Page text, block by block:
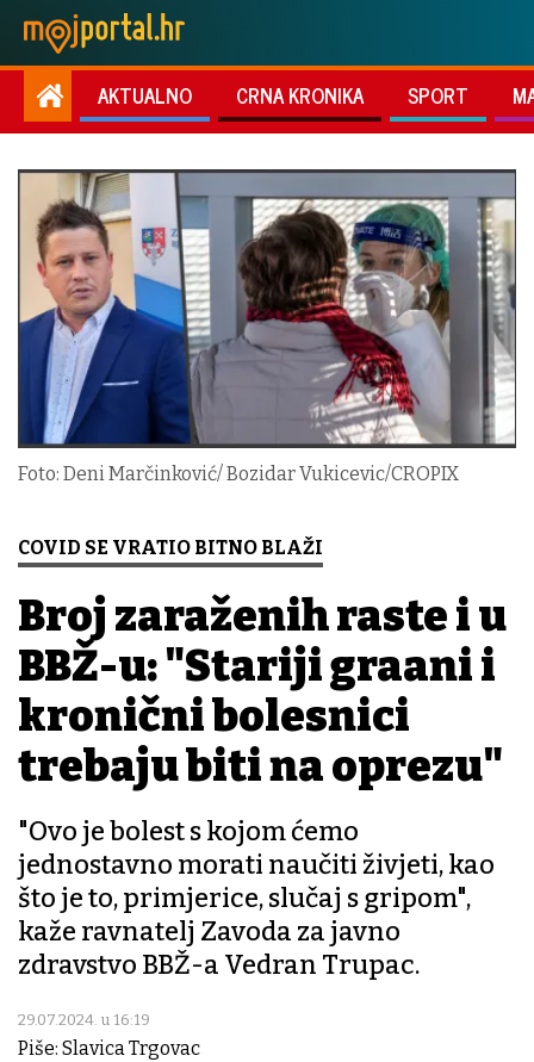
AKTUALNO CRNA KRONIKA SPORT
Foto: Deni Marčinković/ Bozidar Vukicevic/CROPIX
COVID SE VRATIO BITNO BLAŽI
Broj zaraženih raste i u
BBŽ-u: "Stariji građani i
kronični bolesnici
trebaju biti na oprezu"
"Ovo je bolest s kojom ćemo
jednostavno morati naučiti živjeti, kao
što je to, primjerice, slučaj s gripom",
kaže ravnatelj Zavoda za javno
zdravstvo BBŽ-a Vedran Trupac.
29.07.2024. u 16:19
Piše: Slavica Trgovac